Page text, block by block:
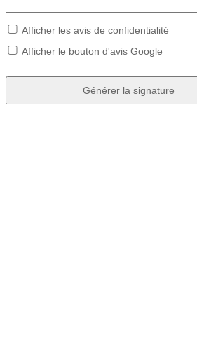
Afficher les avis de confidentialité
Afficher le bouton d'avis Google